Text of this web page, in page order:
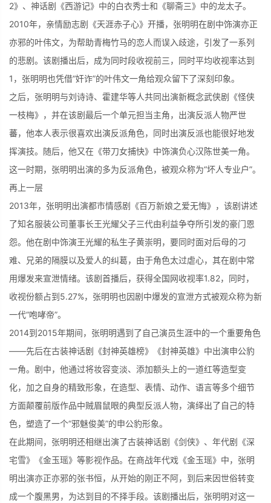
2》、神话剧《西游记》中的白衣秀士和《聊斋三》中的龙太子。
2010年，亲情励志剧《天涯赤子心》开播，张明明在剧中饰演亦正
亦邪的叶伟文，为帮助青梅竹马的恋人而误入歧途，引发了一系列
的悲剧。该剧播出后，成为同时段收视前三，同时平均收视率达到
1，张明明也凭借“奸诈”的叶伟文一角给观众留下了深刻印象。
之后，张明明与刘诗诗、霍建华等人共同出演新概念武侠剧《怪侠
一枝梅》，并在该剧最后一个单元担当主角，出演反派人物严世
蕃，他本人表示很喜欢出演反派角色，同时出演反派也能很好地发
挥演技。随后，他又在《带刀女捕快》中饰演负心汉陈世美一角。
这一时期，张明明出演的多为反派角色，被观众称为“坏人专业户”。
再上一层
2013年，张明明出演都市情感剧《百万新娘之爱无悔》，该剧讲述
了知名服装公司董事长王光耀父子三代由利益争夺所引发的豪门恩
怨。他在剧中饰演王光耀的私生子黄崇明，要同时面对后母的刁
难、兄弟的隔膜以及爱人的纠葛，由于角色太过虐心，其在剧中常
用爆发来宣泄情绪。该剧首播后，获得全国网收视率1.82，同时，
收视份额占到5.27%，张明明也因剧中爆发的宣泄方式被观众称为新
一代“咆哮帝”。
2014到2015年期间，张明明遇到了自己演员生涯中的一个重要角色
——先后在古装神话剧《封神英雄榜》《封神英雄》中出演申公豹
一角。剧中，他通过将妆容变淡、添加额头上的一道红等造型变
化，加之自身的精致形象，在造型、表情、动作、语言等多个细节
方面颠覆前版作品中贼眉鼠眼的典型反派人物，演绎出了自己的特
色，塑造了一个“邪魅俊美”的申公豹形象。
在此期间，张明明还相继出演了古装神话剧《剑侠》、年代剧《深
宅雪》《金玉瑶》等影视作品。在商战年代戏《金玉瑶》中，张明
明出演亦正亦邪的张书恒，从开始的刚正不阿，到后来因世俗转变
成一个腹黑男，为达到目的不择手段。该剧播出后，张明明对这一